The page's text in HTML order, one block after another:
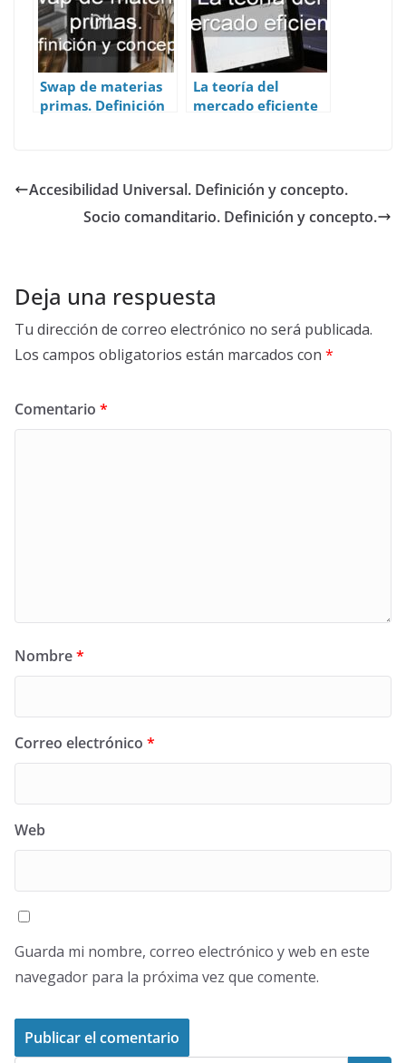
Swap de materias
primas. Definición
La teoría del
mercado eficiente
Accesibilidad Universal. Definición y concepto.
Socio comanditario. Definición y concepto.
Deja una respuesta
Tu dirección de correo electrónico no será publicada.
Los campos obligatorios están marcados con *
Comentario *
Nombre*
Correo electrónico *
Web
Guarda mi nombre, correo electrónico y web en este
navegador para la próxima vez que comente.